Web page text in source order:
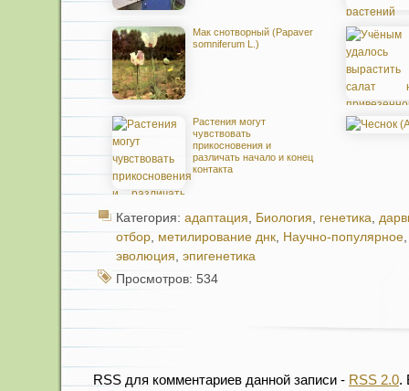
Мак снотворный (Papaver
somniferum L.)
Растения могут
чувствовать
прикосновения и
различать начало и конец
контакта
Категория: адаптация, Биология, генетика,
отбор, метилирование днк, Научно-популярное
эволюция, эпигенетика
Просмотров: 534
RSS для комментариев данной записи - RSS 2.0.